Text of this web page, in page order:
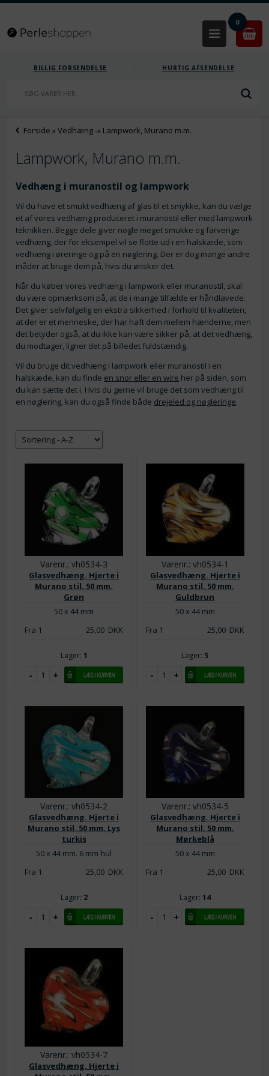
0
BILLIG FORSENDELSE HURTIG AFSENDELSE
Forside »Vedhæng-» Lampwork, Murano m.m.
Lampwork, Murano m.m.
Vedhæng i muranostil og lampwork
Vil du have et smukt vedhæng af glas til et smykke, kan du vælge
et af vores vedhæng produceret i muranostil eller med lampwork
teknikken. Begge dele giver nogle meget smukke og farverige
vedhæng, der for eksempel vil se flotte ud i en halskæde, som
vedhæng i øreringe og på en nøglering. Der er dog mange andre
måder at bruge dem på, hvis du ønsker det.
Når du køber vores vedhæng i lampwork eller muranostil, skal
du være opmærksom på, at de i mange tilfælde er håndlavede.
Det giver selvfølgelig en ekstra sikkerhed i forhold til kvaliteten,
at der er et menneske, der har haft dem mellem hænderne, men
det betyder også, at du ikke kan være sikker på, at det vedhæng,
du modtager, ligner det på billedet fuldstændig.
Vil du bruge dit vedhæng i lampwork eller muranostil i en
halskæde, kan du finde en snor eller en wire her på siden, som
du kan sætte det i. Hvis du gerne vil bruge det som vedhæng til
en nøglering, kan du også finde både drejeled og nøgleringe.
Varenr.: vh0534-3
Glasvedhæng. Hjerte i
Murano stil. 50 mm.
Grøn
50 x 44 mm
Fra 1
25,00DKK
Lager: 1
Varenr.: vh0534-1
Glasvedhæng. Hjerte i
Murano stil. 50 mm.
Guldbrun
50 x 44 mm
Fra 1
25,00DKK
Lager: 5
Varenr.: vh0534-2
Glasvedhæng. Hjerte i
Murano stil. 50 mm. Lys
turkis
50 x 44 mm. 6 mm hul
Fra 1
25,00DKK
Lager: 2
Varenr.: vh0534-5
Glasvedhæng. Hjerte i
Murano stil. 50 mm.
Mørkeblå
50 x 44 mm
Fra 1
25,00DKK
Lager: 14
Varenr.: vh0534-7
Glasvedhæng. Hjerte i